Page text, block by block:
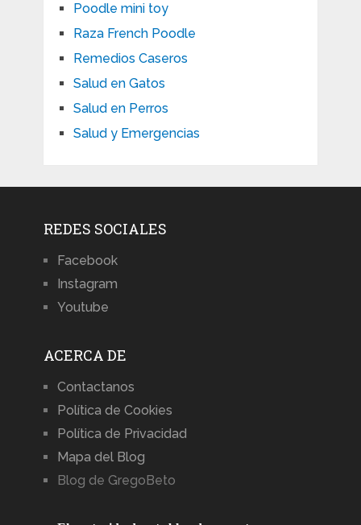
Poodle mini toy
Raza French Poodle
Remedios Caseros
Salud en Gatos
Salud en Perros
Salud y Emergencias
REDES SOCIALES
Facebook
Instagram
Youtube
ACERCA DE
Contactanos
Política de Cookies
Política de Privacidad
Mapa del Blog
Blog de GregoBeto